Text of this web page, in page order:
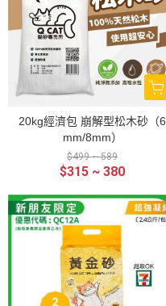
20kg經濟包 崩解型松木砂（6
mm/8mm）
$499 ~ 589
$315 ~ 380